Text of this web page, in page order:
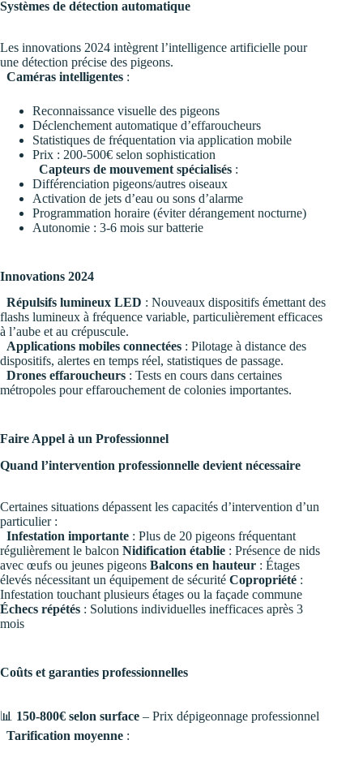
Systèmes de détection automatique
Les innovations 2024 intègrent l’intelligence artificielle pour
une détection précise des pigeons.
Caméras intelligentes :
Reconnaissance visuelle des pigeons
Déclenchement automatique d’effaroucheurs
Statistiques de fréquentation via application mobile
Prix : 200-500€ selon sophistication
Capteurs de mouvement spécialisés :
Différenciation pigeons/autres oiseaux
Activation de jets d’eau ou sons d’alarme
Programmation horaire (éviter dérangement nocturne)
Autonomie : 3-6 mois sur batterie
Innovations 2024
Répulsifs lumineux LED : Nouveaux dispositifs émettant des
flashs lumineux à fréquence variable, particulièrement efficaces
à l’aube et au crépuscule.
Applications mobiles connectées : Pilotage à distance des
dispositifs, alertes en temps réel, statistiques de passage.
Drones effaroucheurs : Tests en cours dans certaines
métropoles pour effarouchement de colonies importantes.
Faire Appel à un Professionnel
Quand l’intervention professionnelle devient nécessaire
Certaines situations dépassent les capacités d’intervention d’un
particulier :
Infestation importante : Plus de 20 pigeons fréquentant
régulièrement le balcon Nidification établie : Présence de nids
avec œufs ou jeunes pigeons Balcons en hauteur : Étages
élevés nécessitant un équipement de sécurité Copropriété :
Infestation touchant plusieurs étages ou la façade commune
Échecs répétés : Solutions individuelles inefficaces après 3
mois
Coûts et garanties professionnelles
📊 150-800€ selon surface – Prix dépigeonnage professionnel
Tarification moyenne :